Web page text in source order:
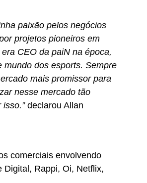
paixão pelos negócios
projetos pioneiros em
CEO da paiN na época,
mundo dos esports. Sempre
mais promissor para
nesse mercado tão
declarou Allan
comerciais envolvendo
Digital, Rappi, Oi, Netflix,